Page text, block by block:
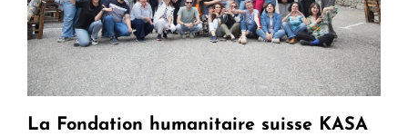
La Fondation humanitaire suisse KASA